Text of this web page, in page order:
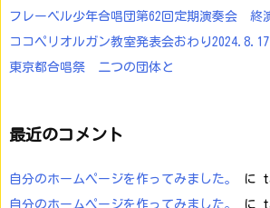
フレーベル少年合唱団第62回定期演奏会 終
ココペリオルガン教室発表会おわり2024.8.17
東京都合唱祭 二つの団体と
最近のコメント
自分のホームページを作ってみました。 に
自分のホームページを作ってみました。
に